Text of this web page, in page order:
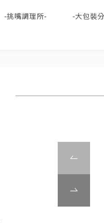
-挑嘴調理所- -大包裝